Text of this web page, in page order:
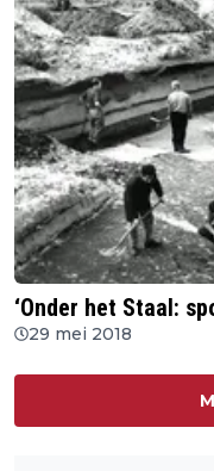
‘Onder het Staal:
29 mei 2018